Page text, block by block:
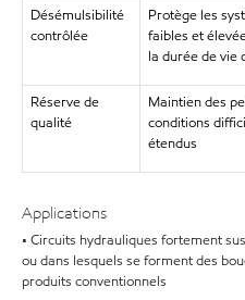
Désémulsibilité
contrôlée
Protège les
faibles et
la durée de vie
Réserve de
qualité
Maintien des
conditions
étendus
Applications
• Circuits hydrauliques fortement
ou dans lesquels se forment des
produits conventionnels